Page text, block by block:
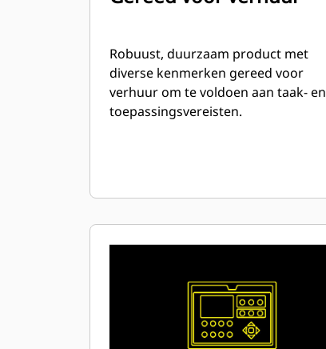
Robuust, duurzaam product met
diverse kenmerken gereed voor
verhuur om te voldoen aan taak- en
toepassingsvereisten.